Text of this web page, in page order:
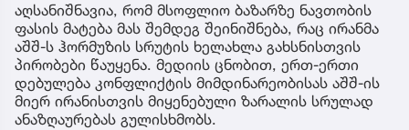
აღსანიშნავია, რომ მსოფლიო ბაზარზე ნავთობის
ფასის მატება მას შემდეგ შეინიშნება, რაც ირანმა
აშშ-ს ჰორმუზის სრუტის ხელახლა გახსნისთვის
პირობები წაუყენა. მედიის ცნობით, ერთ-ერთი
დებულება კონფლიქტის მიმდინარეობისას აშშ-ის
მიერ ირანისთვის მიყენებული ზარალის სრულად
ანაზღაურებას გულისხმობს.